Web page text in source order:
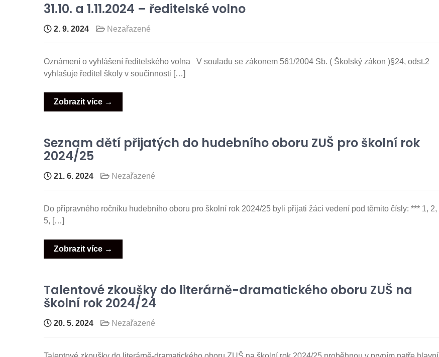
31.10. a 1.11.2024 – ředitelské volno
2. 9. 2024 Nezařazené
Oznámení o vyhlášení ředitelského volna V souladu se zákonem 561/2004 Sb. ( Školský zákon )§24, odst.2
vyhlašuje ředitel školy v součinnosti […]
Zobrazit více →
Seznam dětí přijatých do hudebního oboru ZUŠ pro školní rok
2024/25
21. 6. 2024 Nezařazené
Do přípravného ročníku hudebního oboru pro školní rok 2024/25 byli přijati žáci vedení pod těmito čísly: *** 1, 2,
5, […]
Zobrazit více →
Talentové zkoušky do literárně-dramatického oboru ZUŠ na
školní rok 2024/24
20. 5. 2024 Nezařazené